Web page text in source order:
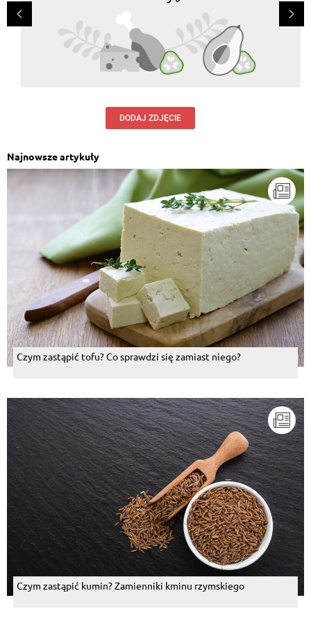
DODAJ ZDJĘCIE
Najnowsze artykuły
Czym zastąpić tofu? Co sprawdzi się zamiast niego?
Czym zastąpić kumin? Zamienniki kminu rzymskiego